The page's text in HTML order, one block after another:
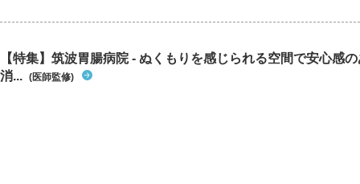
【特集】筑波胃腸病院 - ぬくもりを感じられる空間で安心感
消... (医師監修)